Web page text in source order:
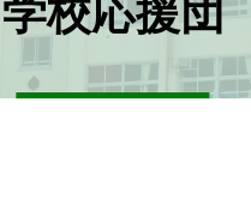
学校応援団